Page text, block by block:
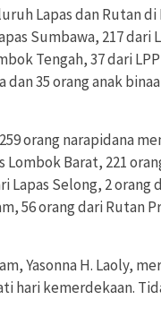
Lapas dan Rutan di
Sumbawa, 217 dari
Tengah, 37 dari
35 orang anak
orang narapidana
Barat, 221
Lapas Selong, 2 orang
56 orang dari Rutan
Yasonna H. Laoly,
hari kemerdekaan.